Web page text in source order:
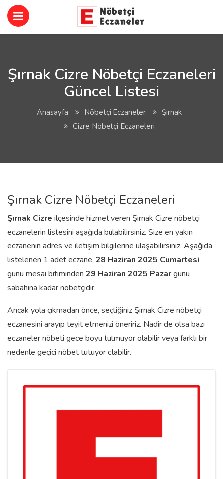
Şırnak Cizre Nöbetçi Eczaneleri
Güncel Listesi
Anasayfa Nöbetçi Eczaneler
Şırnak
Cizre Nöbetçi Eczaneleri
Şırnak Cizre Nöbetçi Eczaneleri
Şırnak Cizre ilçesinde hizmet veren Şırnak Cizre nöbetçi
eczanelerin listesini aşağıda bulabilirsiniz. Size en yakın
eczanenin adres ve iletişim bilgilerine ulaşabilirsiniz. Aşağıda
listelenen 1 adet eczane, 28 Haziran 2025 Cumartesi
günü mesai bitiminden 29 Haziran 2025 Pazargünü
sabahına kadar nöbetçidir.
Ancak yola çıkmadan önce, seçtiğiniz Şırnak Cizre nöbetçi
eczanesini arayıp teyit etmenizi öneririz. Nadir de olsa bazı
eczaneler nöbeti gece boyu tutmuyor olabilir veya farklı bir
nedenle geçici nöbet tutuyor olabilir.